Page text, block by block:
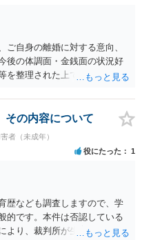
自身の離婚に対する意向、
後の体調面・金銭面の状況好
を整理された上で、書面とし
向を示す証拠の一つとして位
についてお聞きになりたい場
その内容について
者（未成年）
役にたった 1
歴なども調査しますので、学
的です。本件は否認している
より、裁判所が生育歴なども